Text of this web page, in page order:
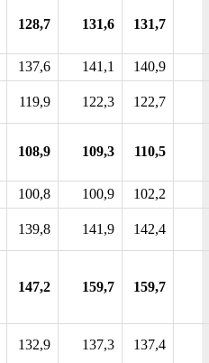
128,7 131,6 131,7
137,6 141,1
140,9
119,9 122,3 122,7
108,9 109,3 110,5
100,8 100,9
102,2
139,8 141,9 142,4
147,2 159,7 159,7
132,9 137,3 137,4